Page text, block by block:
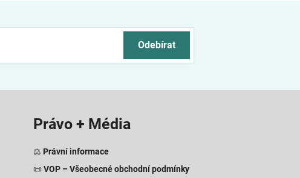
Odebírat
Právo + Média
⚖️ Právní informace
📜VOP – Všeobecné obchodní podmínky